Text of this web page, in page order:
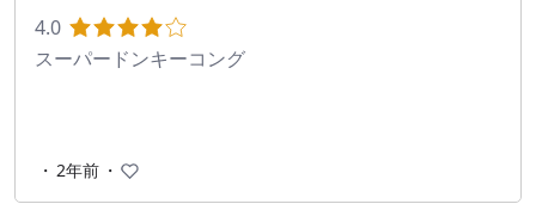
4.0
スーパードンキーコング
・ 2年前 ・